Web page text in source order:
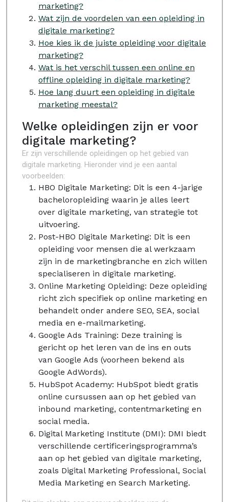
marketing?
Wat zijn de voordelen van een opleiding in
digitale marketing?
Hoe kies ik de juiste opleiding voor digitale
marketing?
Wat is het verschil tussen een online en
offline opleiding in digitale marketing?
Hoe lang duurt een opleiding in digitale
marketing meestal?
Welke opleidingen zijn er voor
digitale marketing?
Er zijn verschillende opleidingen op het gebied van
digitale marketing. Hieronder vind je een aantal
voorbeelden:
HBO Digitale Marketing: Dit is een 4-jarige
bacheloropleiding waarin je alles leert
over digitale marketing, van strategie tot
uitvoering.
Post-HBO Digitale Marketing: Dit is een
opleiding voor mensen die al werkzaam
zijn in de marketingbranche en zich willen
specialiseren in digitale marketing.
Online Marketing Opleiding: Deze opleiding
richt zich specifiek op online marketing en
behandelt onder andere SEO, SEA, social
media en e-mailmarketing.
Google Ads Training: Deze training is
gericht op het leren van de ins en outs
van Google Ads (voorheen bekend als
Google AdWords).
HubSpot Academy: HubSpot biedt gratis
online cursussen aan op het gebied van
inbound marketing, contentmarketing en
social media.
Digital Marketing Institute (DMI): DMI biedt
verschillende certificeringsprogramma’s
aan op het gebied van digitale marketing,
zoals Digital Marketing Professional, Social
Media Marketing en Search Marketing.